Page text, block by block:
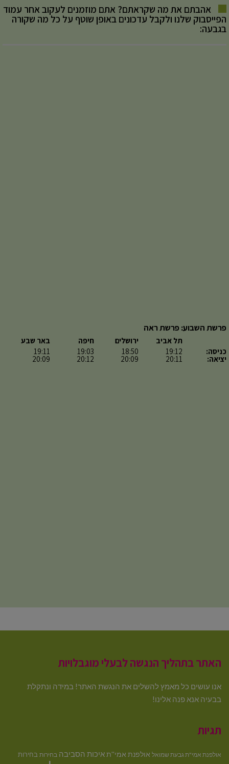
אהבתם את מה שקראתם? אתם מוזמנים לעקוב אחר עמוד
הפייסבוק שלנו ולקבל עדכונים באופן שוטף על כל מה שקורה
בגבעה:
פרשת השבוע: פרשת ראה
כניסה:
יציאה:
תל אביב
19:12
20:11
ירושלים
18:50
20:09
חיפה
19:03
20:12
באר שבע
19:11
20:09
האתר בתהליך הנגשה לבעלי מוגבלויות
אנו עושים כל מאמץ להשלים את הנגשת האתר! במידה ונתקלת
בבעיה אנא פנה אלינו!
תגיות
אולפנת אמי"ת גבעת שמואל אולפנת אמי''תאיכות הסביבה בחירות בחירות